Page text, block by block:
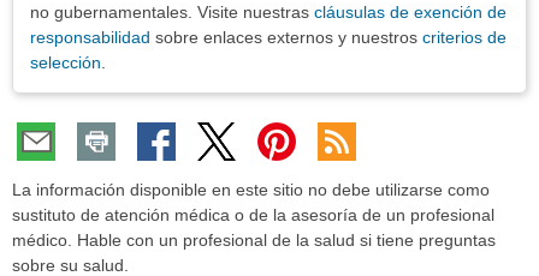
no gubernamentales. Visite nuestras cláusulas de exención de
responsabilidad sobre enlaces externos y nuestros criterios de
selección
La información disponible en este sitio no debe utilizarse como
sustituto de atención médica o de la asesoría de un profesional
médico. Hable con un profesional de la salud si tiene preguntas
sobre su salud.